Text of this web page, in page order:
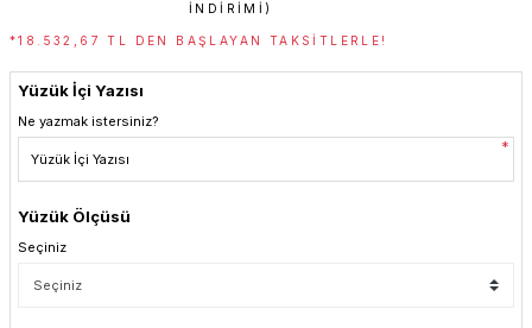
INDIRIMI)
*18.532,67 TL DEN BAŞLAYAN TAKSITLERLE!
Yüzük İçi Yazısı
Ne yazmak istersiniz?
*
Yüzük Ölçüsü
Seçiniz